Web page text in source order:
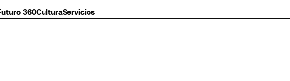
360CulturaServicios